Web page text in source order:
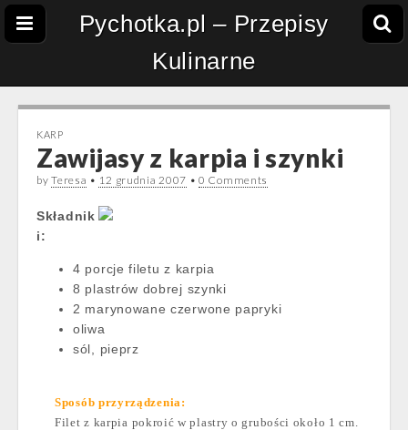
Pychotka.pl – Przepisy
Kulinarne
KARP
Zawijasy z karpia i szynki
byTeresa • 12 grudnia 2007 •0 Comments
Składnik
i:
4 porcje filetu z karpia
8 plastrów dobrej szynki
2 marynowane czerwone papryki
oliwa
sól, pieprz
Sposób przyrządzenia:
Filet z karpia pokroić w plastry o grubości około 1 cm.